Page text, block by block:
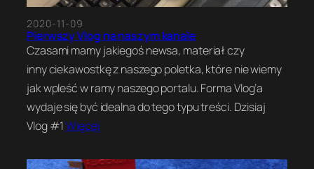
2020-11-09
Pierwszy Vlog na naszym kanale
Czasami mamy jakiegoś newsa, materiał czy
inny ciekawostkę z naszego poletka, które nie wiemy
jak wpleść w ramy naszego portalu. Forma Vlog’a
wydaje się być idealna do tego typu treści. Dzisiaj
Vlog #1Więcej